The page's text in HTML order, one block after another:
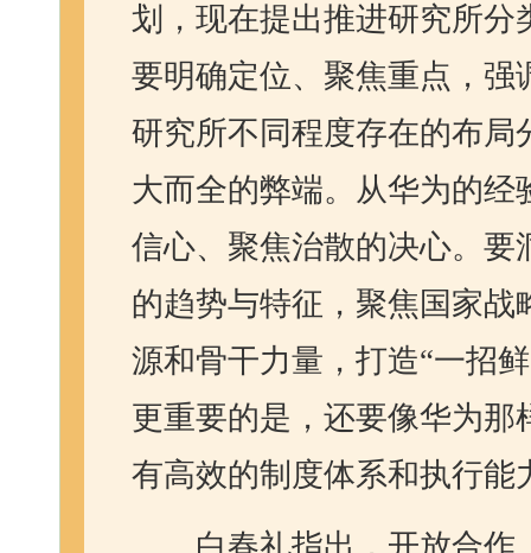
划，现在提出推进研究所
要明确定位、聚焦重点，
研究所不同程度存在的布
大而全的弊端。从华为的
信心、聚焦治散的决心。
的趋势与特征，聚焦国家
源和骨干力量，打造“一招
更重要的是，还要像华为
有高效的制度体系和执行
白春礼指出，开放合